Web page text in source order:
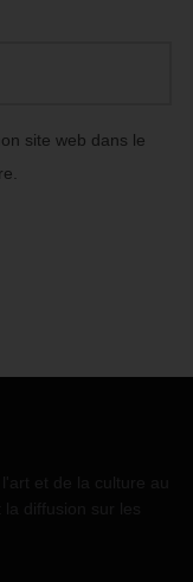
site web dans le